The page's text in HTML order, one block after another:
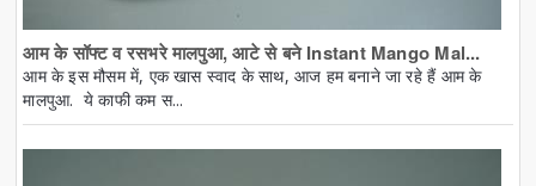
आम के सॉफ्ट व रसभरे मालपुआ, आटे से बने Instant Mango Mal...
आम के इस मौसम में, एक खास स्वाद के साथ, आज हम बनाने जा रहे हैं आम के
मालपुआ. ये काफी कम स...